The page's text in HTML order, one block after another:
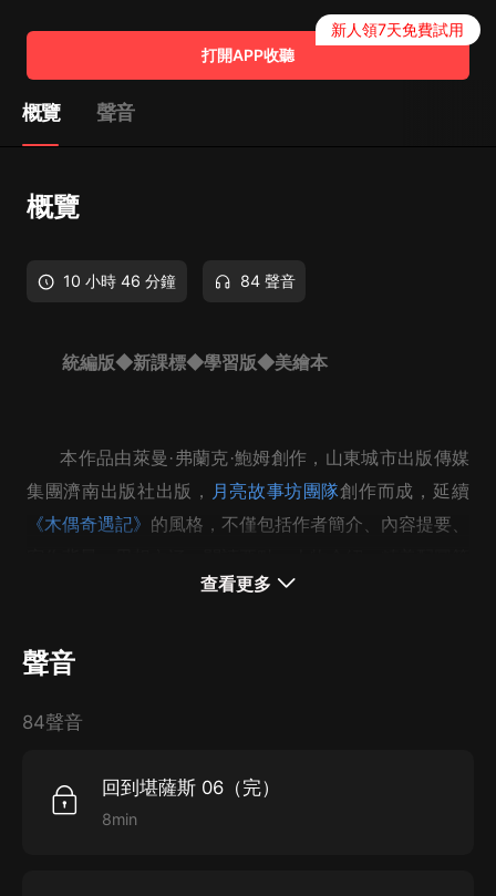
打開APP收聽
新人領7天免費試用
概覽 聲音
概覽
10 小時 46 分鐘 84 聲音
統編版◆新課標◆學習版◆美繪本
本作品由萊曼·弗蘭克·鮑姆創作，山東城市出版傳媒
集團濟南出版社出版，
月亮故事坊團隊創作而成，延續
《木偶奇遇記》 的風格，不僅包括作者簡介、內容提要、
內容，還根據內容和形式的適宜性和必要性，在每一篇章
寶庫、思考與發現、讀賞感悟和趣味拓展閱讀等訓練專欄
后感、好詞好句好段、知識互動大會等專欄專題，以實現
動性的完美結合，突出培養學習的興趣愛好，讓閱讀成為
廣大青少年的快樂享受。
內容提要：
本書是一個長篇童話故事，主人公是一位小姑娘，名
查看更多
聲音
84聲音
回到堪薩斯 06（完）
8min